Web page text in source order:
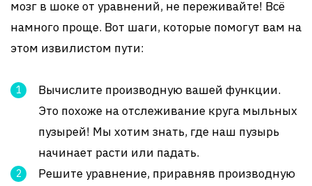
мозг в шоке от уравнений, не переживайте! Всё
намного проще. Вот шаги, которые помогут вам на
этом извилистом пути:
Вычислите производную вашей функции.
Это похоже на отслеживание круга мыльных
пузырей! Мы хотим знать, где наш пузырь
начинает расти или падать.
Решите уравнение, приравняв производную